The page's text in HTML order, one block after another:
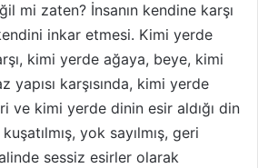
mi zaten? İnsanın kendine karşı
inkar etmesi. Kimi yerde
kimi yerde ağaya, beye, kimi
yapısı karşısında, kimi yerde
ve kimi yerde dinin esir aldığı din
yok sayılmış, geri
sessiz esirler olarak